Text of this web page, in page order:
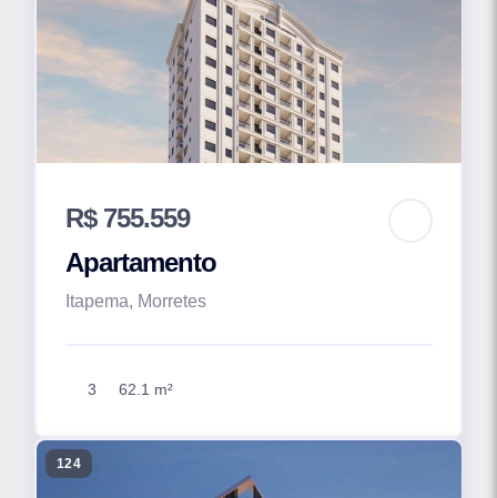
R$ 755.559
Apartamento
Itapema, Morretes
3 62.1 m²
124